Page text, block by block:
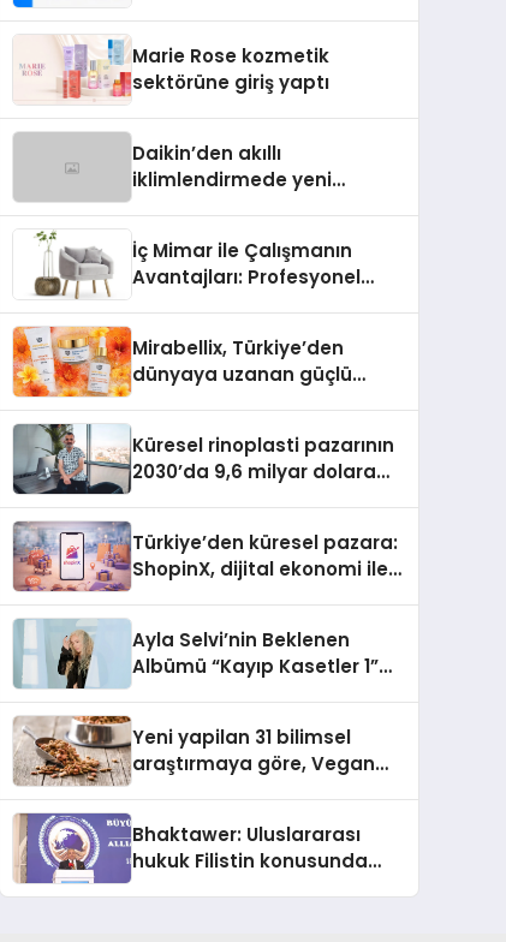
Aldı
Marie Rose kozmetik
sektörüne giriş yaptı
Daikin’den akıllı
iklimlendirmede yeni
İç Mimar ile Çalışmanın
Avantajları: Profesyonel
Mirabellix, Türkiye’den
dünyaya uzanan güçlü
Küresel rinoplasti pazarının
2030’da 9,6 milyar dolara
Türkiye’den küresel pazara:
ShopinX, dijital ekonomi ile
Ayla Selvi’nin Beklenen
Albümü “Kayıp Kasetler 1”
Yeni yapilan 31 bilimsel
araştırmaya göre, Vegan
Sindirildiğini Ortaya Koydu
Bhaktawer: Uluslararası
hukuk Filistin konusunda